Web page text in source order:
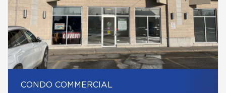
CONDO COMMERCIAL